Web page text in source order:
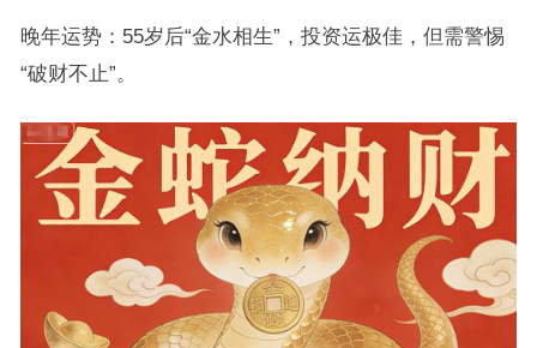
晚年运势：55岁后“金水相生”，投资运极佳，但需警惕
“破财不止”。